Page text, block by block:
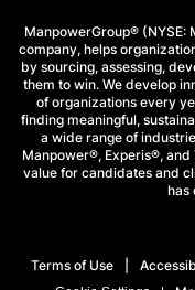
ManpowerGroup® (NYSE:
company, helps
by sourcing, assessing,
them to win. We develop
of organizations every
finding meaningful,
a wide range of
Manpower®, Experis®,
value for candidates and
has
Terms of Use